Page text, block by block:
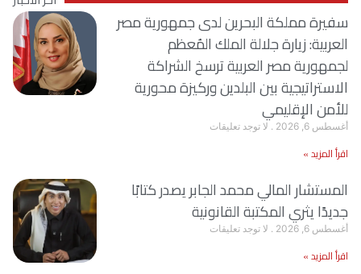
سفيرة مملكة البحرين لدى جمهورية مصر
العربية: زيارة جلالة الملك المُعظم
لجمهورية مصر العربية ترسخ الشراكة
الاستراتيجية بين البلدين وركيزة محورية
للأمن الإقليمي
أغسطس 6, 2026 لا توجد تعليقات
اقرأ المزيد »
المستشار المالي محمد الجابر يصدر كتابًا
جديدًا يثري المكتبة القانونية
أغسطس 6, 2026 لا توجد تعليقات
اقرأ المزيد »